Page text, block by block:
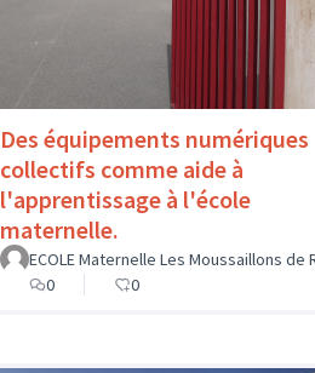
Des équipements numériques
collectifs comme aide à
l'apprentissage à l'école
maternelle.
ECOLE Maternelle Les Moussaillons de
0
0